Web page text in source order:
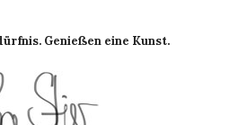
Genießen eine Kunst.